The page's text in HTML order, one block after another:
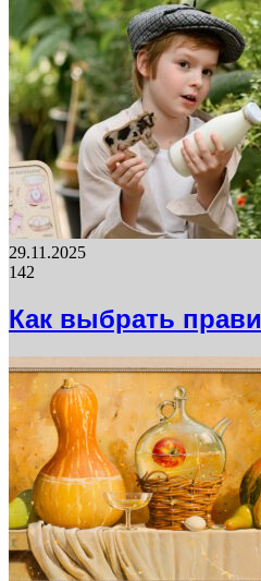
29.11.2025
142
Как выбрать